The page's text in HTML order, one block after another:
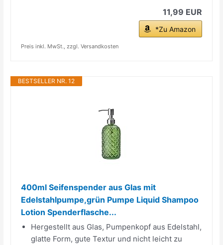
11,99 EUR
*Zu Amazon
Preis inkl. MwSt., zzgl. Versandkosten
BESTSELLER NR. 12
400ml Seifenspender aus Glas mit
Edelstahlpumpe,grün Pumpe Liquid Shampoo
Lotion Spenderflasche...
Hergestellt aus Glas, Pumpenkopf aus Edelstahl,
glatte Form, gute Textur und nicht leicht zu